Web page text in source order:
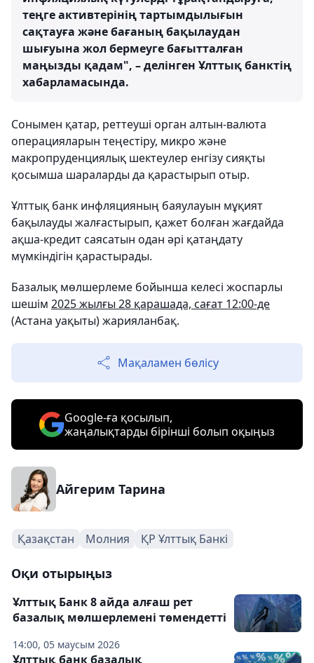
теңге активтерінің тартымдылығын
сақтауға және бағаның бақылаудан
шығуына жол бермеуге бағытталған
маңызды қадам", – делінген Ұлттық банктің
хабарламасында.
Сонымен қатар, реттеуші орган алтын-валюта
операцияларын теңестіру, микро және
макропруденциялық шектеулер енгізу сияқты
қосымша шараларды да қарастырып отыр.
Ұлттық банк инфляцияның баяулауын мұқият
бақылауды жалғастырып, қажет болған жағдайда
ақша-кредит саясатын одан әрі қатаңдату
мүмкіндігін қарастырады.
Базалық мөлшерлеме бойынша келесі жоспарлы
шешім 2025 жылғы 28 қарашада, сағат 12:00-де
(Астана уақыты) жарияланбақ.
Мақаламен бөлісу
Google-ға қосылып,
жаңалықтарды бірінші болып оқыңыз
Айгерим Тарина
Қазақстан Молния ҚР Ұлттық Банкі
Оқи отырыңыз
14:00, 05 маусым 2026
Ұлттық Банк 8 айда алғаш рет
базалық мөлшерлемені төмендетті
Ұлттық банк базалық